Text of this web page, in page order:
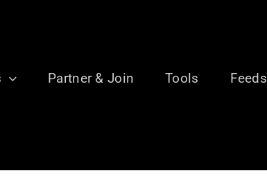
Partner & Join Tools Feeds